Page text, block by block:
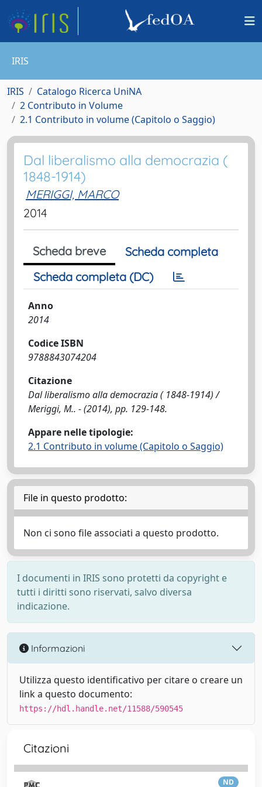
IRIS
IRIS
Catalogo Ricerca UniNA
2 Contributo in Volume
2.1 Contributo in volume (Capitolo o Saggio)
Dal liberalismo alla democrazia (
1848-1914)
MERIGGI, MARCO
2014
Scheda breve
Scheda completa
Scheda completa (DC)
Anno
2014
Codice ISBN
9788843074204
Citazione
Dal liberalismo alla democrazia ( 1848-1914) /
Meriggi, M.. - (2014), pp. 129-148.
Appare nelle tipologie:
2.1 Contributo in volume (Capitolo o Saggio)
File in questo prodotto:
Non ci sono file associati a questo prodotto.
I documenti in IRIS sono protetti da copyright e
tutti i diritti sono riservati, salvo diversa
indicazione.
Informazioni
Utilizza questo identificativo per citare o creare un
link a questo documento:
https://hdl.handle.net/11588/590545
Citazioni
ND